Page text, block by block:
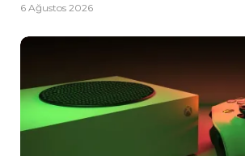
6 Ağustos 2026